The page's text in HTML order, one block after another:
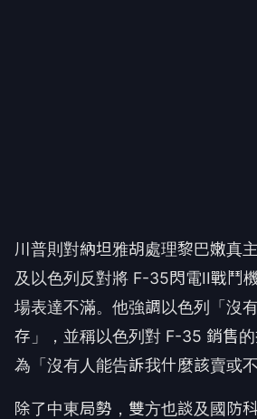
川普則對納坦雅胡處理黎巴嫩真
及以色列反對將 F-35閃電II戰鬥
場表達不滿。他強調以色列「沒
存」，並稱以色列對 F-35 銷售
為「沒有人能告訴我什麼該賣或不
除了中東局勢，雙方也談及國防